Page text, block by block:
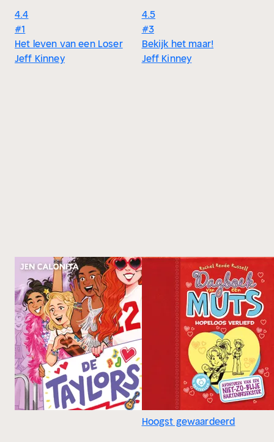
4.4
#1
Het leven van een Loser
Jeff Kinney
4.5
#3
Bekijk het maar!
Jeff Kinney
Hoogst gewaardeerd